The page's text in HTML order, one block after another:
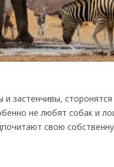
застенчивы, сторонятся
не любят собак и
свою